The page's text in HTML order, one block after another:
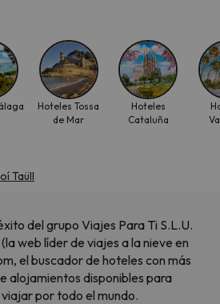
Hoteles Tossa
de Mar
Hoteles
Cataluña
Taüll
del grupo Viajes Para Ti S.L.U.
web líder de viajes a la nieve en
el buscador de hoteles con más
alojamientos disponibles para
por todo el mundo.